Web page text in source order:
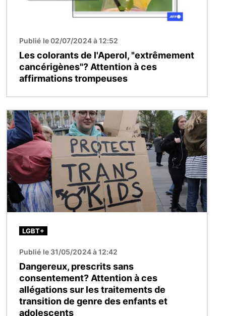
Publié le 02/07/2024 à 12:52
Les colorants de l'Aperol, "extrêmement
cancérigènes"? Attention à ces
affirmations trompeuses
Image
LGBT+
Publié le 31/05/2024 à 12:42
Dangereux, prescrits sans
consentement? Attention à ces
allégations sur les traitements de
transition de genre des enfants et
adolescents